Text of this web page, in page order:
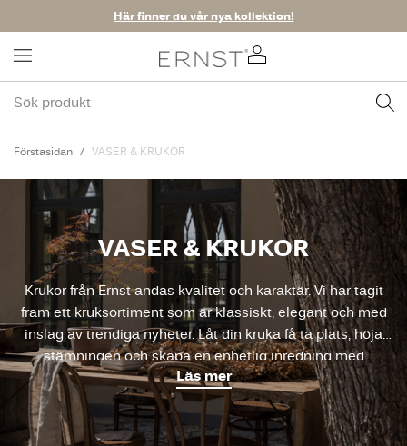
Här finner du vår nya kollektion!
Förstasidan VASER & KRUKOR
VASER & KRUKOR
Krukor från Ernst andas kvalitet och karaktär. Vi har tagit
fram ett kruksortiment som är klassiskt, elegant och med
inslag av trendiga nyheter. Låt din kruka få ta plats, höja
stämningen och skapa en enhetlig inredning med
matchande modeller i olika storlekar.
Läs mer